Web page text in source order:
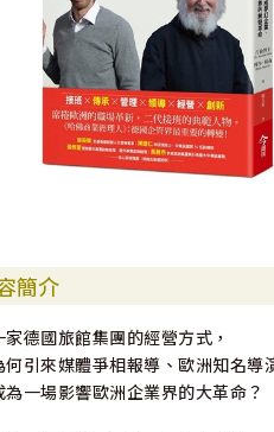
簡介
家德國旅館集團的經營方式，
何引來媒體爭相報導、歐洲知名導
為一場影響歐洲企業界的大革命？